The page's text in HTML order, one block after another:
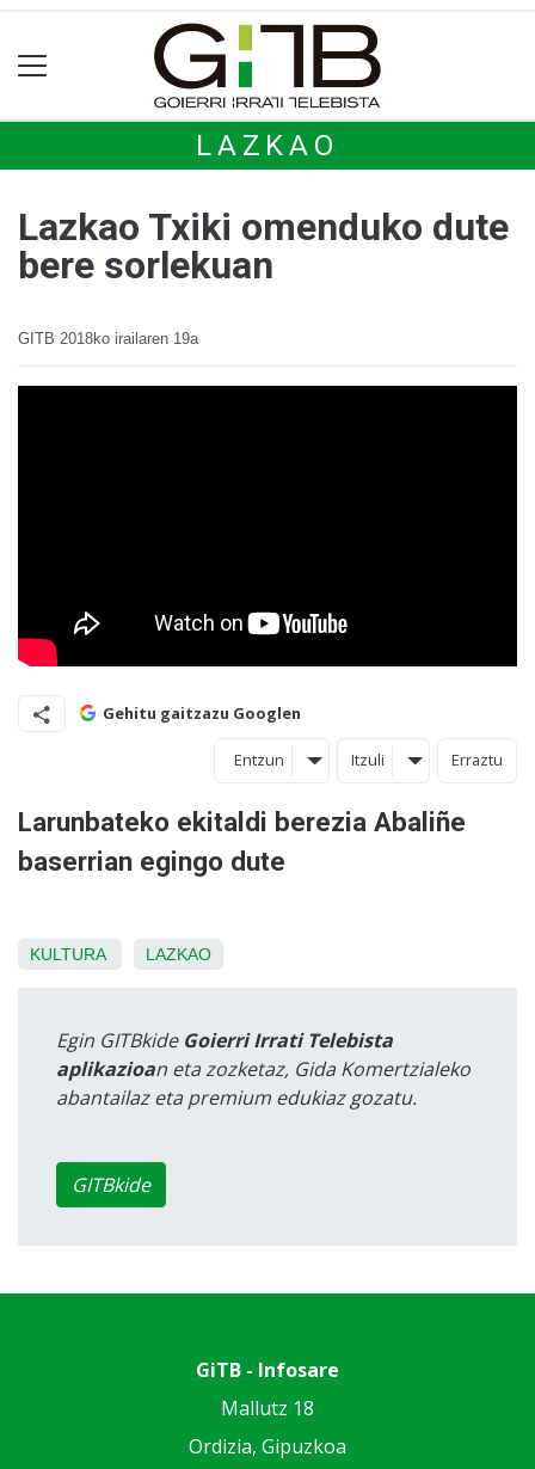
LAZKAO
Lazkao Txiki omenduko dute
bere sorlekuan
GITB 2018ko irailaren 19a
Gehitu gaitzazu Googlen
Entzun Itzuli Erraztu
Larunbateko ekitaldi berezia Abaliñe
baserrian egingo dute
KULTURA LAZKAO
Egin GITBkide Goierri Irrati Telebista
aplikazioan eta zozketaz, Gida Komertzialeko
abantailaz eta premium edukiaz gozatu.
GITBkide
GiTB - Infosare
Mallutz 18
Ordizia, Gipuzkoa